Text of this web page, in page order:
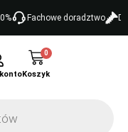
Fachowe doradztwo
0